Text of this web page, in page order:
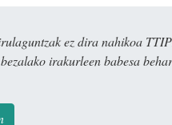
ez dira nahikoa
irakurleen babesa